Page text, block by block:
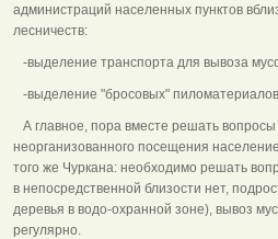
администраций населенных пунктов
лесничеств:
-выделение транспорта для вывоза
-выделение "бросовых"
А главное, пора вместе решать вопросы
неорганизованного посещения
того же Чуркана: необходимо решать
в непосредственной близости нет,
деревья в водо-охранной зоне), вывоз
регулярно.